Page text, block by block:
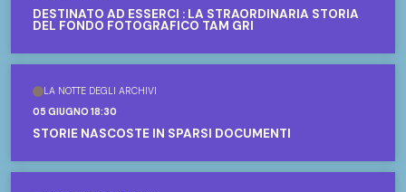
DESTINATO AD ESSERCI : LA STRAORDINARIA STORIA
DEL FONDO FOTOGRAFICO TAM GRI
LA NOTTE DEGLI ARCHIVI
05 GIUGNO 18:30
STORIE NASCOSTE IN SPARSI DOCUMENTI